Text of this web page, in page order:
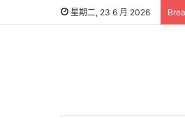
星期二, 23 6 月 2026